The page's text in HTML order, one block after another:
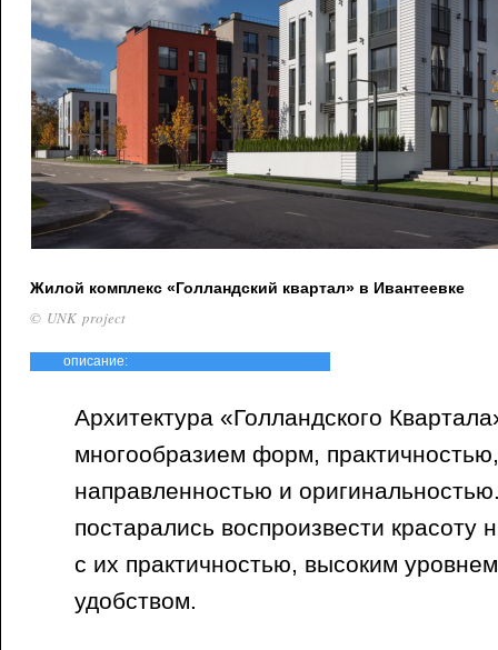
Жилой комплекс «Голландский квартал» в Ивантеевке
© UNK project
описание:
Архитектура «Голландского
многообразием форм,
направленностью и
постарались воспроизвести красоту
с их практичностью, высоким
удобством.